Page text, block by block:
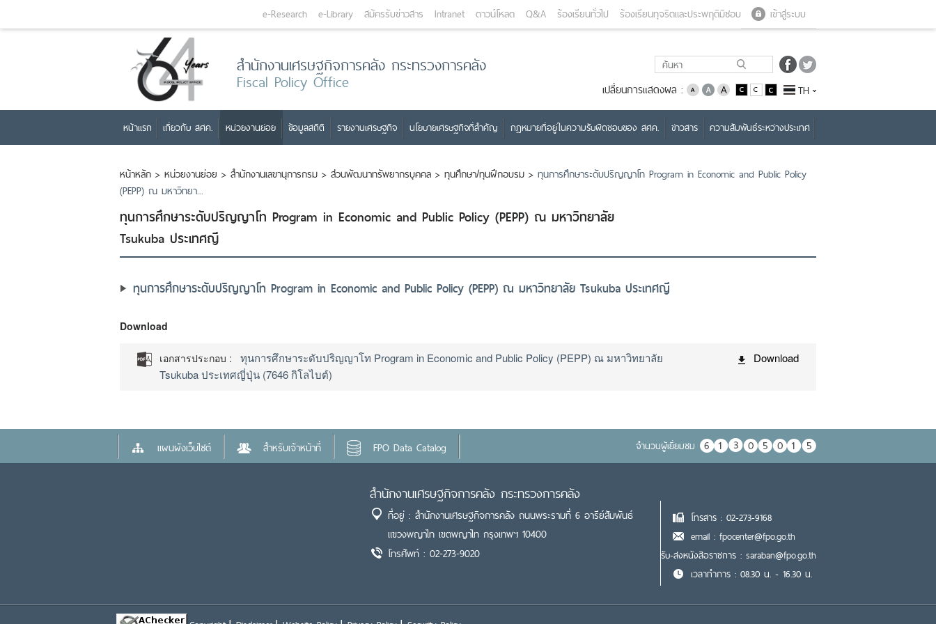
เข้าสู่ระบบ
e-Research e-Library สมัครรับข่าวสาร Intranet ดาวน์โหลด Q&A ร้องเรียนทั่วไป ร้องเรียนทุจริตและประพฤติมิชอบ
สำนักงานเศรษฐกิจการคลัง กระทรวงการคลัง
Fiscal Policy Office เปลี่ยนการแสดงผล : TH
หน้าแรก เกี่ยวกับ สศค. หน่วยงานย่อย ข้อมูลสถิติ รายงานเศรษฐกิจ นโยบายเศรษฐกิจที่สำคัญ กฎหมายที่อยู่ในความรับผิดชอบของ สศค. ข่าวสาร ความสัมพันธ์ระหว่างประเทศ
หน้าหลัก > หน่วยงานย่อย > สำนักงานเลขานุการกรม > ส่วนพัฒนาทรัพยากรบุคคล > ทุนศึกษา/ทุนฝึกอบรม > ทุนการศึกษาระดับปริญญาโท Program in Economic and Public Policy
(PEPP) ณ มหาวิทยา...
ทุนการศึกษาระดับปริญญาโท Program in Economic and Public Policy (PEPP) ณ มหาวิทยาลัย
Tsukuba ประเทศญี
ทุนการศึกษาระดับปริญญาโท Program in Economic and Public Policy (PEPP) ณ มหาวิทยาลัย Tsukuba ประเทศญี
Download
เอกสารประกอบ :
ทุนการศึกษาระดับปริญญาโท Program in Economic and Public Policy (PEPP) ณ มหาวิทยาลัย
Tsukuba ประเทศญี่ปุ่น (7646 กิโลไบต์)
Download
แผนผังเว็บไซต์ สำหรับเจ้าหน้าที่ FPO Data Catalog จำนวนผู้เยื่ยมชม
สำนักงานเศรษฐกิจการคลัง กระทรวงการคลัง
ที่อยู่ : สำนักงานเศรษฐกิจการคลัง ถนนพระรามที่ 6 อารีย์สัมพันธ์
แขวงพญาไท เขตพญาไท กรุงเทพฯ 10400
โทรศัพท์ : 02-273-9020
โทรสาร : 02-273-9168
email : fpocenter@fpo.go.th
รับ-ส่งหนังสือราชการ : saraban@fpo.go.th
เวลาทำการ : 08.30 น. - 16.30 น.